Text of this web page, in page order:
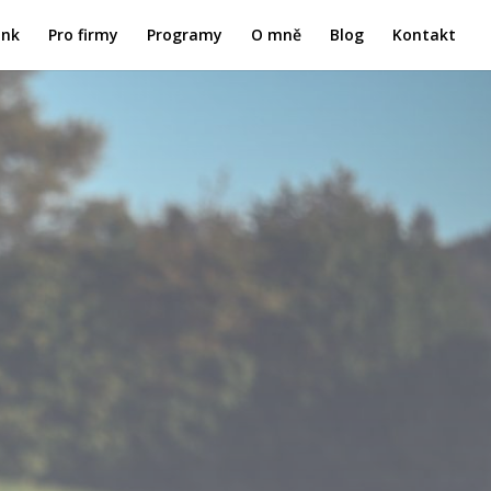
Pro firmy Programy O mně Blog Kontakt